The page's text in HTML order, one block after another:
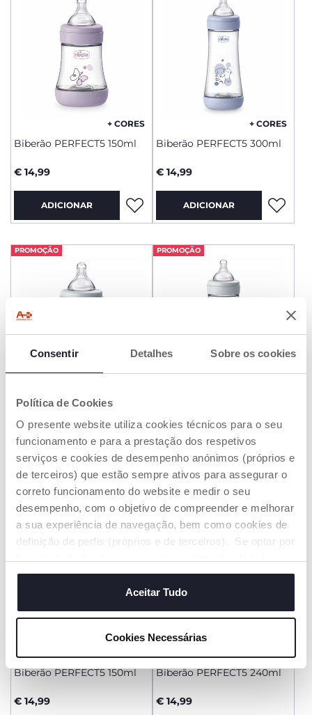
Consentir Detalhes Sobre os cookies
Política de Cookies
O presente website utiliza cookies técnicos para o seu
funcionamento e para a prestação dos respetivos
serviços e cookies de desempenho anónimos (próprios e
de terceiros) que estão sempre ativos para assegurar o
correto funcionamento do website e medir o seu
desempenho, com o objetivo de compreender e melhorar
a sua experiência de navegação, bem como cookies de
definição de perfis (próprios e de terceiros). Se optar por
cookies. Se quiser saber mais, alterar ou revogar o
consentimento de todos ou de alguns cookies, clique em
"mostrar detalhes". Ao fechar este aviso, está a
são necessários e essenciais para garantir o
funcionamento desta página.
Aceitar Tudo
Cookies Necessárias
+ CORES
Biberão PERFECT5 150ml
€ 14,99
ADICIONAR
+ CORES
Biberão PERFECT5 300ml
€ 14,99
ADICIONAR
PROMOÇÃO
Biberão PERFECT5 150ml
€ 14,99
ADICIONAR
PROMOÇÃO
€ 14,99
PROMOÇÃO
Biberão PERFECT5 150ml
€ 14,99
PROMOÇÃO
Biberão PERFECT5 240ml
€ 14,99